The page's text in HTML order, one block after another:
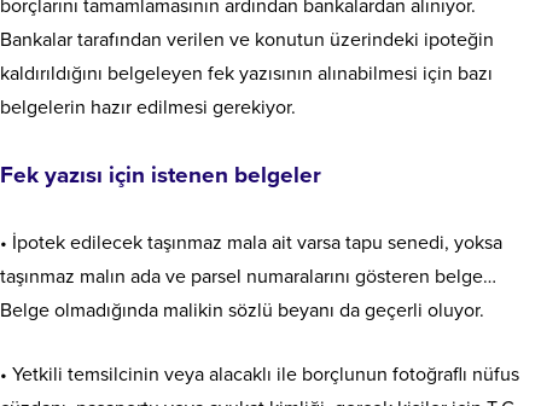
borçlarını tamamlamasının ardından bankalardan alınıyor.
Bankalar tarafından verilen ve konutun üzerindeki ipoteğin
kaldırıldığını belgeleyen fek yazısının alınabilmesi için bazı
belgelerin hazır edilmesi gerekiyor.
Fek yazısı için istenen belgeler
• İpotek edilecek taşınmaz mala ait varsa tapu senedi, yoksa
taşınmaz malın ada ve parsel numaralarını gösteren belge…
Belge olmadığında malikin sözlü beyanı da geçerli oluyor.
• Yetkili temsilcinin veya alacaklı ile borçlunun fotoğraflı nüfus